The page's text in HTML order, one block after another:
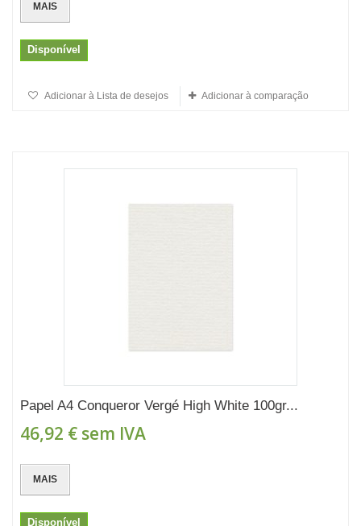
MAIS
Disponível
Adicionar à Lista de desejos Adicionar à comparação
Papel A4 Conqueror Vergé High White 100gr...
46,92 € sem IVA
MAIS
Disponível